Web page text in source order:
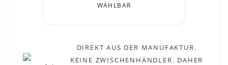
WÄHLBAR
DIREKT AUS DER MANUFAKTUR.
KEINE ZWISCHENHÄNDLER. DAHER